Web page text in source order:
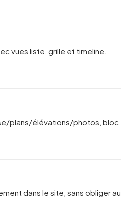
vues liste, grille et timeline.
plans/élévations/photos, bloc
dans le site, sans obliger au